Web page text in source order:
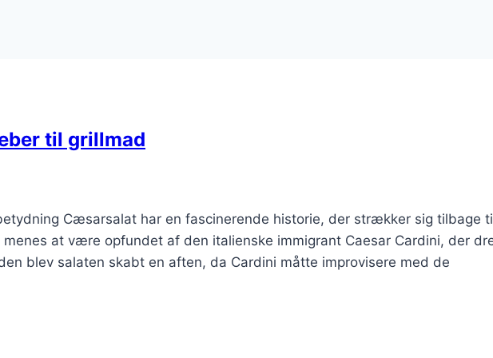
til grillmad
Cæsarsalat har en fascinerende historie, der strækker sig tilbage
at være opfundet af den italienske immigrant Caesar Cardini, der
blev salaten skabt en aften, da Cardini måtte improvisere med de